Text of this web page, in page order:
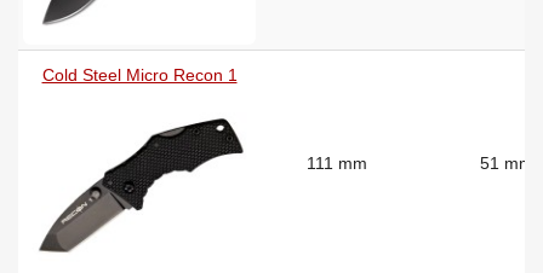
Cold Steel Micro Recon 1
111 mm 51 mm